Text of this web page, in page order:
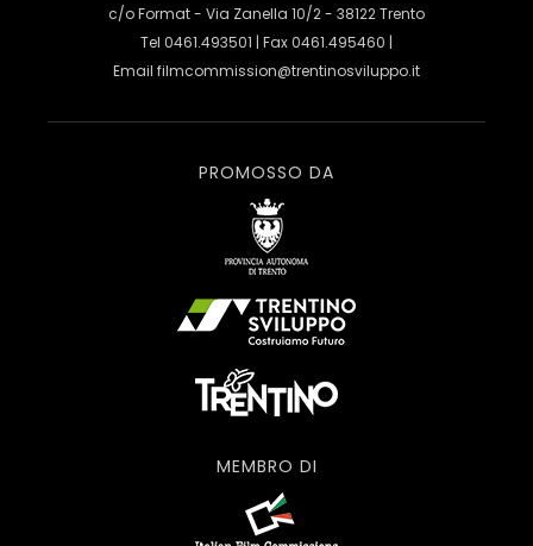
c/o Format - Via Zanella 10/2 - 38122 Trento
Tel 0461.493501 | Fax 0461.495460 |
Email filmcommission@trentinosviluppo.it
PROMOSSO DA
MEMBRO DI